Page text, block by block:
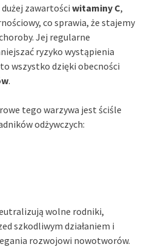
zawartości witaminy C,
co sprawia, że stajemy
Jej regularne
ryzyko wystąpienia
wszystko dzięki obecności
.
tego warzywa jest ściśle
odżywczych:
wolne rodniki,
szkodliwym działaniem i
rozwojowi nowotworów.